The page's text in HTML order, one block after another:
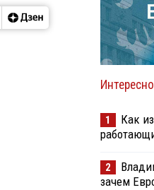
1
Как
2
зачем